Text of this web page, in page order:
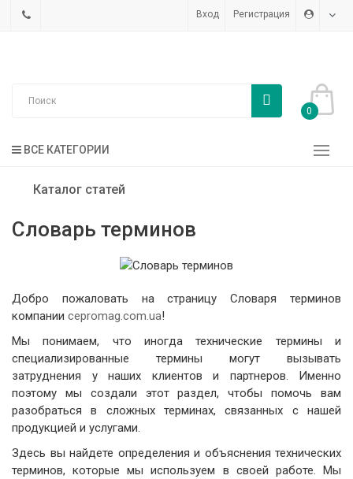
Вход Регистрация
0
ВСЕ КАТЕГОРИИ
Каталог статей
Словарь терминов
Добро пожаловать на страницу Словаря терминов
компании cepromag.com.ua!
Мы понимаем, что иногда технические термины и
специализированные термины могут вызывать
затруднения у наших клиентов и партнеров. Именно
поэтому мы создали этот раздел, чтобы помочь вам
разобраться в сложных терминах, связанных с нашей
продукцией и услугами.
Здесь вы найдете определения и объяснения технических
терминов, которые мы используем в своей работе. Мы